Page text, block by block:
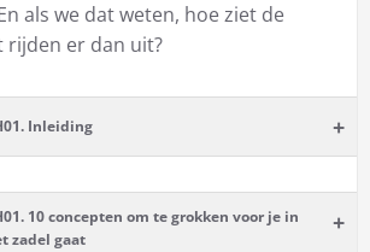
als we dat weten, hoe ziet de
rijden er dan uit?
Inleiding +
10 concepten om te grokken voor je in
zadel gaat
+